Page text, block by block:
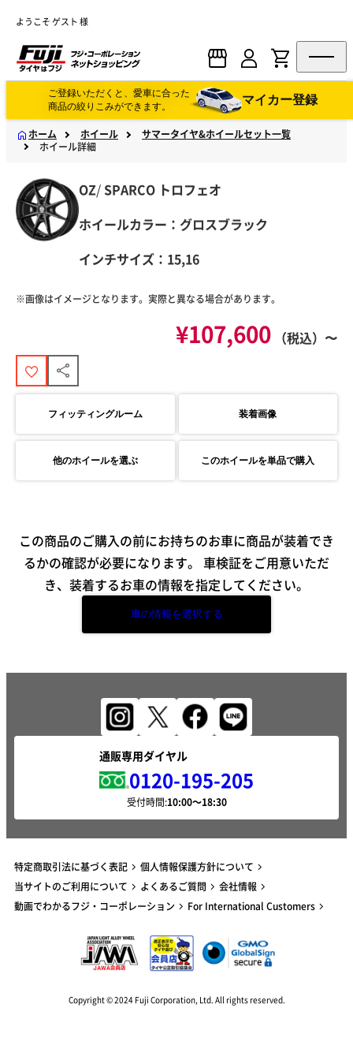
ようこそ ゲスト 様
ご登録いただくと、愛車に合った
商品の絞りこみができます。
マイカー登録
ホーム ホイール
サマータイヤ&ホイールセット一覧
ホイール詳細
OZ/ SPARCO トロフェオ
ホイールカラー：グロスブラック
インチサイズ：15,16
※画像はイメージとなります。実際と異なる場合があります。
¥107,600 （税込）〜
フィッティングルーム 装着画像
他のホイールを選ぶ このホイールを単品で購入
この商品のご購入の前にお持ちのお車に商品が装着でき
るかの確認が必要になります。 車検証をご用意いただ
き、装着するお車の情報を指定してください。
車の情報を選択する
通販専用ダイヤル
0120-195-205
受付時間:
特定商取引法に基づく表記
個人情報保護方針について
当サイトのご利用について
よくあるご質問
会社情報
動画でわかるフジ・コーポレーション
For International Customers
Copyright © 2024 Fuji Corporation, Ltd. All rights reserved.